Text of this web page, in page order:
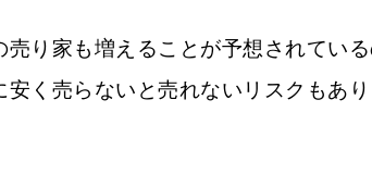
売り家も増えることが予想されてい
安く売らないと売れないリスクもあり